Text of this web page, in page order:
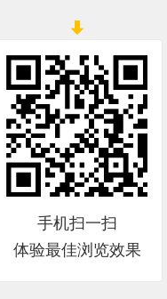
手机扫一扫
体验最佳浏览效果